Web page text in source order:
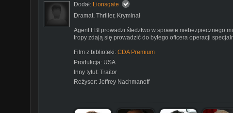
Dodał: Lionsgate
Dramat, Thriller, Kryminał
Agent FBI prowadzi śledztwo w sprawie niebezpiecznego
tropy zdają się prowadzić do byłego oficera operacji
Film z biblioteki: CDA Premium
Produkcja: USA
Inny tytuł: Traitor
Reżyser: Jeffrey Nachmanoff